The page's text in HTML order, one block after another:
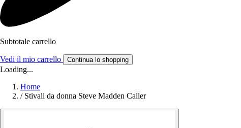
Subtotale carrello
Vedi il mio carrello Continua lo shopping
Loading...
Home
/ Stivali da donna Steve Madden Caller